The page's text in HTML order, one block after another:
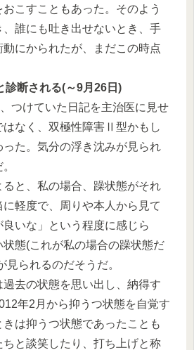
こすこともあった。そのよう
誰にも吐き出せないとき、手
にかられたが、まだこの時点
断される(～9月26日)
つけていた日記を主治医に見せ
はなく、双極性障害Ⅱ型かもし
た。気分の浮き沈みが見られ
と、私の場合、躁状態がそれ
軽度で、周りや本人から見て
良いな」という程度に感じら
態(これが私の場合の躁状態だ
見られるのだそうだ。
去の状態を思い出し、納得す
年2月から抑うつ状態を自覚す
は抑うつ状態であったことも
と談笑したり、打ち上げと称